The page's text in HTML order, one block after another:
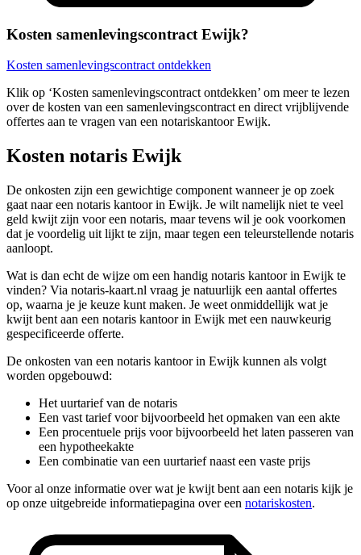
Kosten samenlevingscontract Ewijk?
Kosten samenlevingscontract ontdekken
Klik op ‘Kosten samenlevingscontract ontdekken’ om meer te lezen
over de kosten van een samenlevingscontract en direct vrijblijvende
offertes aan te vragen van een notariskantoor Ewijk.
Kosten notaris Ewijk
De onkosten zijn een gewichtige component wanneer je op zoek
gaat naar een notaris kantoor in Ewijk. Je wilt namelijk niet te veel
geld kwijt zijn voor een notaris, maar tevens wil je ook voorkomen
dat je voordelig uit lijkt te zijn, maar tegen een teleurstellende notaris
aanloopt.
Wat is dan echt de wijze om een handig notaris kantoor in Ewijk te
vinden? Via notaris-kaart.nl vraag je natuurlijk een aantal offertes
op, waarna je je keuze kunt maken. Je weet onmiddellijk wat je
kwijt bent aan een notaris kantoor in Ewijk met een nauwkeurig
gespecificeerde offerte.
De onkosten van een notaris kantoor in Ewijk kunnen als volgt
worden opgebouwd:
Het uurtarief van de notaris
Een vast tarief voor bijvoorbeeld het opmaken van een akte
Een procentuele prijs voor bijvoorbeeld het laten passeren van
een hypotheekakte
Een combinatie van een uurtarief naast een vaste prijs
Voor al onze informatie over wat je kwijt bent aan een notaris kijk je
op onze uitgebreide informatiepagina over een notariskosten.